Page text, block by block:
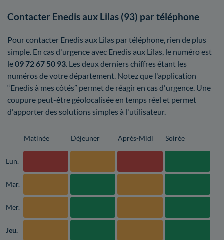
Contacter Enedis aux Lilas (93) par téléphone
Pour contacter Enedis aux Lilas par téléphone, rien de plus
simple. En cas d'urgence avec Enedis aux Lilas, le numéro est
le09 72 67 50 93 . Les deux derniers chiffres étant les
numéros de votre département. Notez que l'application
“Enedis à mes côtés” permet de réagir en cas d'urgence. Une
coupure peut-être géolocalisée en temps réel et permet
d'apporter des solutions simples à l'utilisateur.
Matinée Déjeuner Après-Midi Soirée
Lun.
Mar.
Mer.
Jeu.